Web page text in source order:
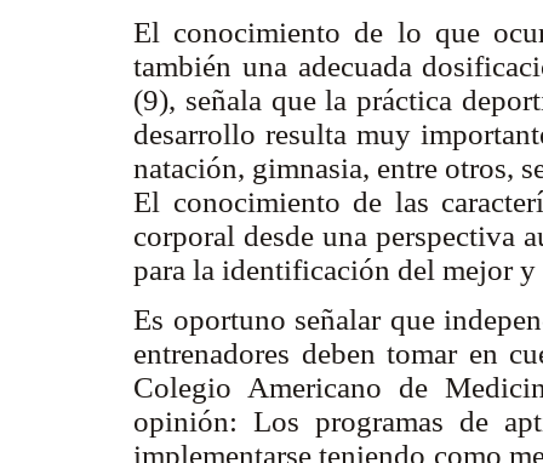
El conocimiento de lo que
también una adecuada
(9), señala que la práctica
desarrollo resulta muy
natación, gimnasia, entre otros,
El conocimiento de las
corporal desde una perspectiva
para la identificación del mejor
Es oportuno señalar que
entrenadores deben tomar en
Colegio Americano de
opinión: Los programas de
implementarse teniendo como